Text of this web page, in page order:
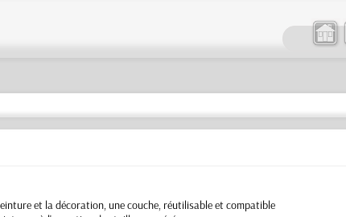
et la décoration, une couche, réutilisable et compatible